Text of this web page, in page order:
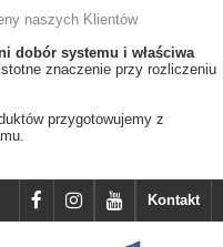
naszych Klientów
dobór systemu i właściwa
znaczenie przy rozliczeniu
przygotowujemy z
Kontakt